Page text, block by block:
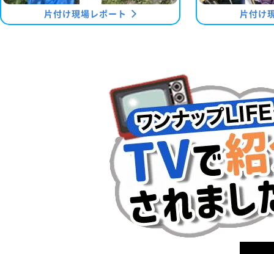
片付け現場レポート 片付け